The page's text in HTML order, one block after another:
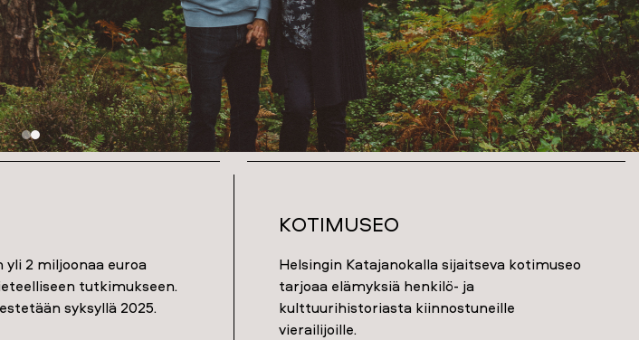
2 miljoonaa euroa
tutkimukseen.
syksyllä 2025.
Kotimuseo
Helsingin Katajanokalla sijaitseva kotimuseo
tarjoaa elämyksiä henkilö- ja
kulttuurihistoriasta kiinnostuneille
vierailijoille.